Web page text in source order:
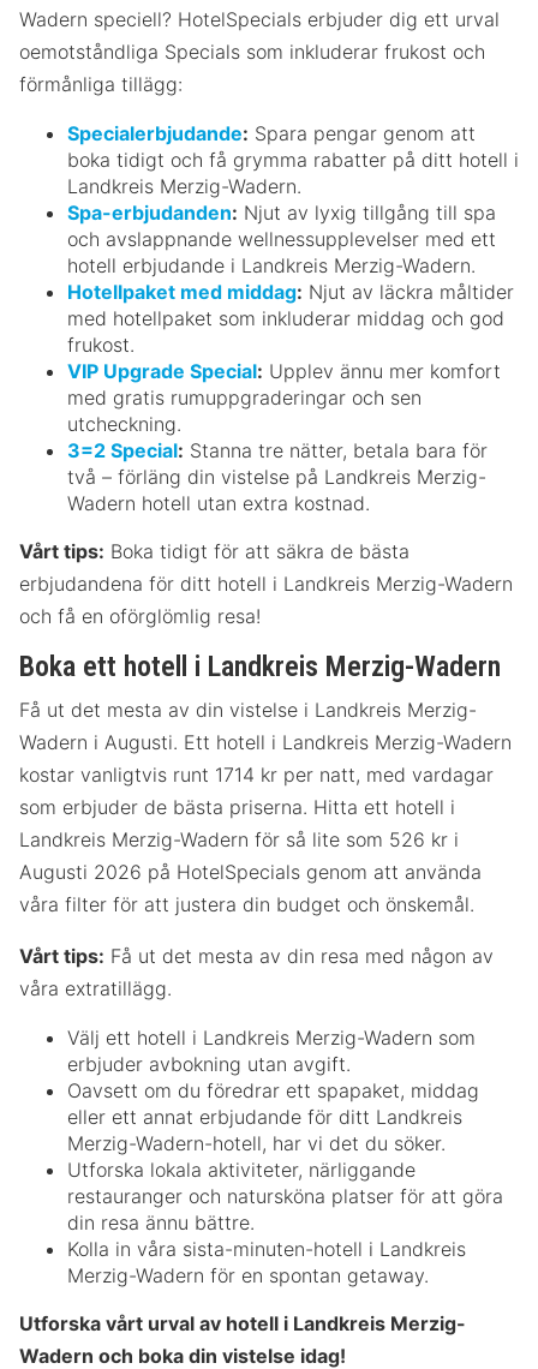
Wadern speciell? HotelSpecials erbjuder dig ett urval
oemotståndliga Specials som inkluderar frukost och
förmånliga tillägg:
Specialerbjudande: Spara pengar genom att
boka tidigt och få grymma rabatter på ditt hotell i
Landkreis Merzig-Wadern.
Spa-erbjudanden: Njut av lyxig tillgång till spa
och avslappnande wellnessupplevelser med ett
hotell erbjudande i Landkreis Merzig-Wadern.
Hotellpaket med middag: Njut av läckra måltider
med hotellpaket som inkluderar middag och god
frukost.
VIP Upgrade Special: Upplev ännu mer komfort
med gratis rumuppgraderingar och sen
utcheckning.
3=2 Special: Stanna tre nätter, betala bara för
två – förläng din vistelse på Landkreis Merzig-
Wadern hotell utan extra kostnad.
Vårt tips: Boka tidigt för att säkra de bästa
erbjudandena för ditt hotell i Landkreis Merzig-Wadern
och få en oförglömlig resa!
Boka ett hotell i Landkreis Merzig-Wadern
Få ut det mesta av din vistelse i Landkreis Merzig-
Wadern i Augusti. Ett hotell i Landkreis Merzig-Wadern
kostar vanligtvis runt 1714 kr per natt, med vardagar
som erbjuder de bästa priserna. Hitta ett hotell i
Landkreis Merzig-Wadern för så lite som 526 kr i
Augusti 2026 på HotelSpecials genom att använda
våra filter för att justera din budget och önskemål.
Vårt tips: Få ut det mesta av din resa med någon av
våra extratillägg.
Välj ett hotell i Landkreis Merzig-Wadern som
erbjuder avbokning utan avgift.
Oavsett om du föredrar ett spapaket, middag
eller ett annat erbjudande för ditt Landkreis
Merzig-Wadern-hotell, har vi det du söker.
Utforska lokala aktiviteter, närliggande
restauranger och natursköna platser för att göra
din resa ännu bättre.
Kolla in våra sista-minuten-hotell i Landkreis
Merzig-Wadern för en spontan getaway.
Utforska vårt urval av hotell i Landkreis Merzig-
Wadern och boka din vistelse idag!